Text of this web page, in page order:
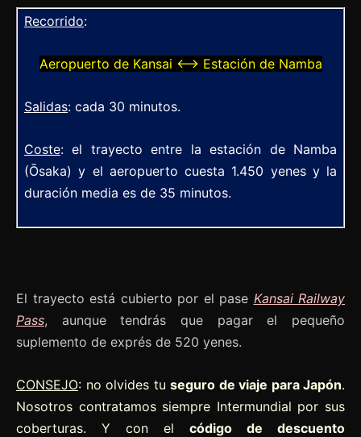
Recorrido:
Aeropuerto de Kansai ⟷ Estación de Namba
Salidas: cada 30 minutos.
Coste: el trayecto entre la estación de Namba
(Ōsaka) y el aeropuerto cuesta 1.450 yenes y la
duración media es de 35 minutos.
El trayecto está cubierto por el pase Kansai Railway
Pass, aunque tendrás que pagar el pequeño
suplemento de exprés de 520 yenes.
CONSEJO: no olvides tu seguro de viaje para Japón.
Nosotros contratamos siempre Intermundial por sus
coberturas. Y con el código de descuento